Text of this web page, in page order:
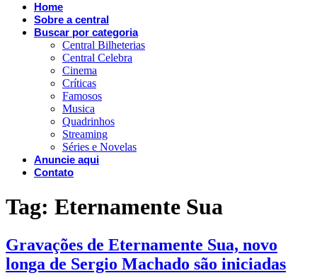
Home
Sobre a central
Buscar por categoria
Central Bilheterias
Central Celebra
Cinema
Críticas
Famosos
Musica
Quadrinhos
Streaming
Séries e Novelas
Anuncie aqui
Contato
Tag: Eternamente Sua
Gravações de Eternamente Sua, novo
longa de Sergio Machado são iniciadas